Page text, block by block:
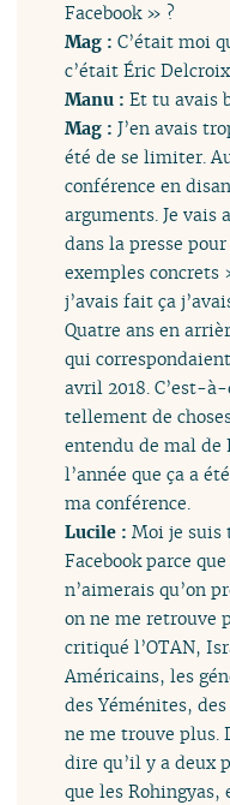
Facebook » ?
Mag :C’était moi
c’était Éric
Manu :Et tu avais
Mag :J’en avais
été de se limiter.
conférence en
arguments. Je vais
dans la presse
exemples concrets
j’avais fait ça
Quatre ans en
qui
avril 2018. C’est-
tellement de
entendu de mal de
l’année que ça a
ma conférence.
Lucile :Moi je suis
Facebook parce
n’aimerais qu’on
on ne me retrouve
critiqué l’OTAN,
Américains, les
des Yéménites,
ne me trouve plus.
dire qu’il y a deux
que les Rohingyas,